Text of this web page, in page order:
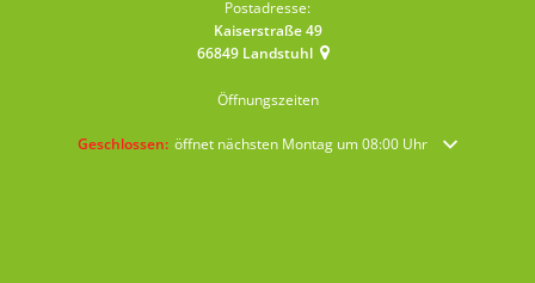
Postadresse:
Kaiserstraße 49
66849 Landstuhl
Öffnungszeiten
Klicken, um weitere Öffnungs- oder Schließzeiten auszublenden
Geschlossen: öffnet nächsten Montag um 08:00 Uhr